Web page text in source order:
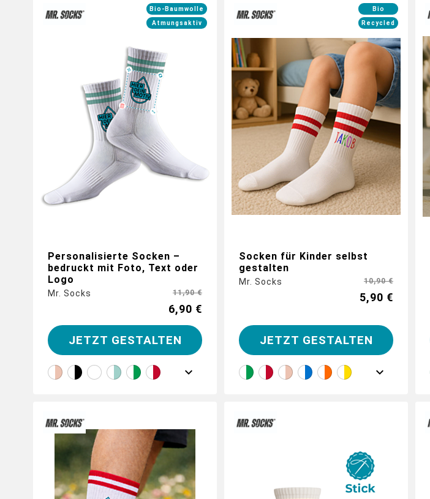
Personalisierte Socken –
bedruckt mit Foto, Text oder
Logo
Mr. Socks 11,90 €
6,90 €
JETZT GESTALTEN
Bio-Baumwolle
Atmungsaktiv
Socken für Kinder selbst
gestalten
Mr. Socks 10,90 €
5,90 €
JETZT GESTALTEN
Bio
Recycled